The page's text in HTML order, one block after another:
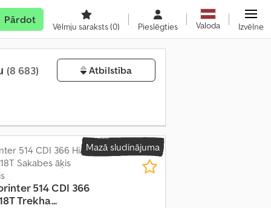
Pārdot
Vēlmju saraksts(0) Pieslēgties Valoda Izvēlne
(8 683) Atbilstība
Mazā sludinājuma
514 CDI 366 Hiab
Sakabes āķis
514 CDI 366
Trekha...